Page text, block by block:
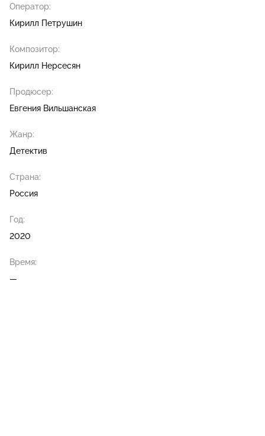
Оператор:
Кирилл Петрушин
Композитор:
Кирилл Нерсесян
Продюсер:
Евгения Вильшанская
Жанр:
Детектив
Страна:
Россия
Год:
2020
Время:
—